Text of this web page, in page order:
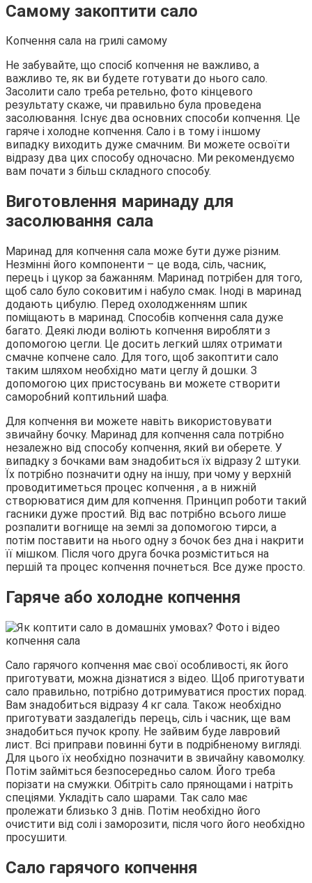
Самому закоптити сало
Копчення сала на грилі самому
Не забувайте, що спосіб копчення не важливо, а
важливо те, як ви будете готувати до нього сало.
Засолити сало треба ретельно, фото кінцевого
результату скаже, чи правильно була проведена
засолювання. Існує два основних способи копчення. Це
гаряче і холодне копчення. Сало і в тому і іншому
випадку виходить дуже смачним. Ви можете освоїти
відразу два цих способу одночасно. Ми рекомендуємо
вам почати з більш складного способу.
Виготовлення маринаду для
засолювання сала
Маринад для копчення сала може бути дуже різним.
Незмінні його компоненти – це вода, сіль, часник,
перець і цукор за бажанням. Маринад потрібен для того,
щоб сало було соковитим і набуло смак. Іноді в маринад
додають цибулю. Перед охолодженням шпик
поміщають в маринад. Способів копчення сала дуже
багато. Деякі люди воліють копчення виробляти з
допомогою цегли. Це досить легкий шлях отримати
смачне копчене сало. Для того, щоб закоптити сало
таким шляхом необхідно мати цеглу й дошки. З
допомогою цих пристосувань ви можете створити
саморобний коптильний шафа.
Для копчення ви можете навіть використовувати
звичайну бочку. Маринад для копчення сала потрібно
незалежно від способу копчення, який ви оберете. У
випадку з бочками вам знадобиться їх відразу 2 штуки.
Їх потрібно позначити одну на іншу, при чому у верхній
проводитиметься процес копчення , а в нижній
створюватися дим для копчення. Принцип роботи такий
гасники дуже простий. Від вас потрібно всього лише
розпалити вогнище на землі за допомогою тирси, а
потім поставити на нього одну з бочок без дна і накрити
її мішком. Після чого друга бочка розміститься на
першій та процес копчення почнеться. Все дуже просто.
Гаряче або холодне копчення
Сало гарячого копчення має свої особливості, як його
приготувати, можна дізнатися з відео. Щоб приготувати
сало правильно, потрібно дотримуватися простих порад.
Вам знадобиться відразу 4 кг сала. Також необхідно
приготувати заздалегідь перець, сіль і часник, ще вам
знадобиться пучок кропу. Не зайвим буде лавровий
лист. Всі приправи повинні бути в подрібненому вигляді.
Для цього їх необхідно позначити в звичайну кавомолку.
Потім займіться безпосередньо салом. Його треба
порізати на смужки. Обітріть сало прянощами і натріть
спеціями. Укладіть сало шарами. Так сало має
пролежати близько 3 днів. Потім необхідно його
очистити від солі і заморозити, після чого його необхідно
просушити.
Сало гарячого копчення